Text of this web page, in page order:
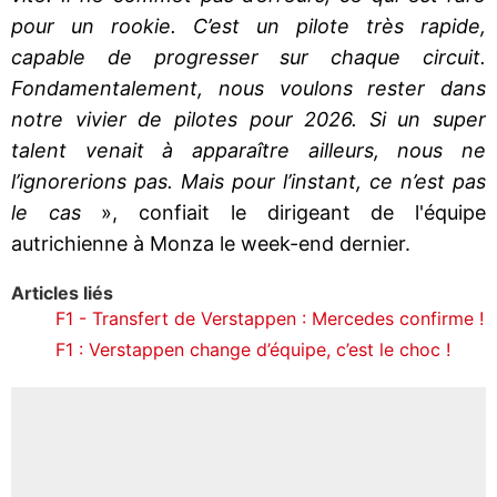
pour un rookie. C’est un pilote très rapide,
capable de progresser sur chaque circuit.
Fondamentalement, nous voulons rester dans
notre vivier de pilotes pour 2026. Si un super
talent venait à apparaître ailleurs, nous ne
l’ignorerions pas. Mais pour l’instant, ce n’est pas
le cas », confiait le dirigeant de l'équipe
autrichienne à Monza le week-end dernier.
Articles liés
F1 - Transfert de Verstappen : Mercedes confirme !
F1 : Verstappen change d’équipe, c’est le choc !